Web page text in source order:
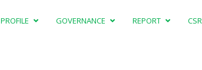
PROFILE GOVERNANCE REPORT CSR